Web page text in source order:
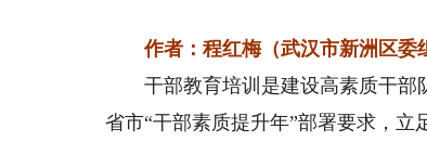
作者：程红梅（武汉市新洲区委
干部教育培训是建设高素质干部
省市“干部素质提升年”部署要求，立